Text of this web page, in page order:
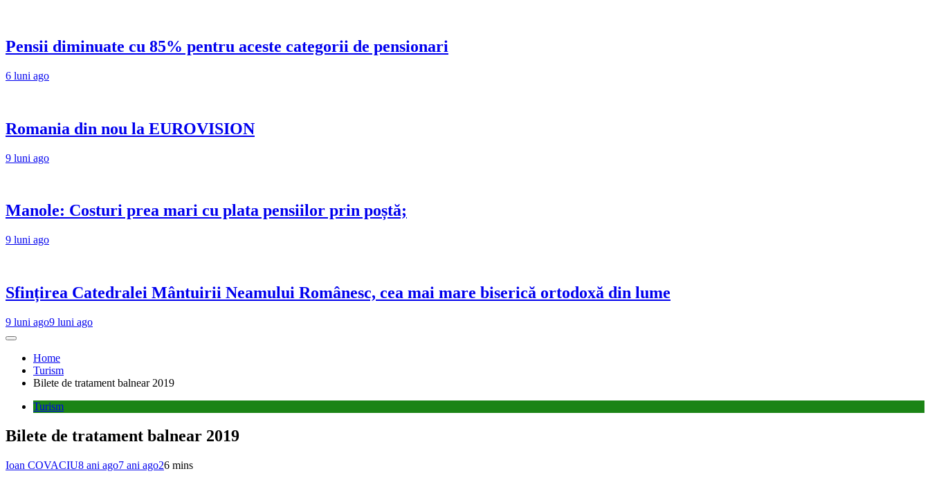
Pensii diminuate cu 85% pentru aceste categorii de pensionari
6 luni ago
Romania din nou la EUROVISION
9 luni ago
Manole: Costuri prea mari cu plata pensiilor prin poștă;
9 luni ago
Sfințirea Catedralei Mântuirii Neamului Românesc, cea mai mare biserică ortodoxă din lume
9 luni ago9 luni ago
Home
Turism
Bilete de tratament balnear 2019
Turism
Bilete de tratament balnear 2019
Ioan COVACIU8 ani ago7 ani ago26 mins